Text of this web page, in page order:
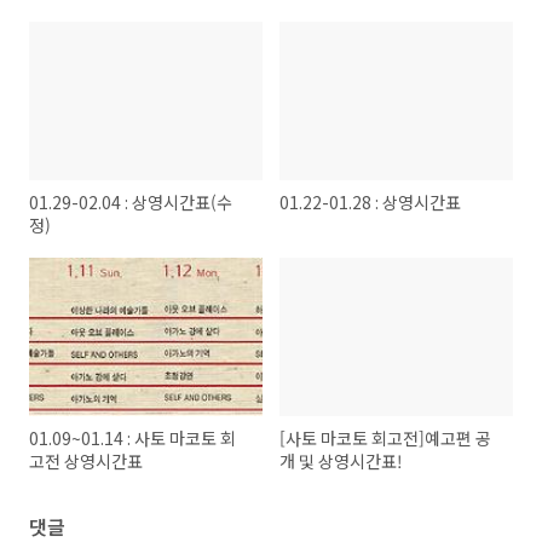
01.29-02.04 : 상영시간표(수
정)
01.22-01.28 : 상영시간표
01.09~01.14 : 사토 마코토 회
고전 상영시간표
[사토 마코토 회고전]예고편 공
개 및 상영시간표!
댓글